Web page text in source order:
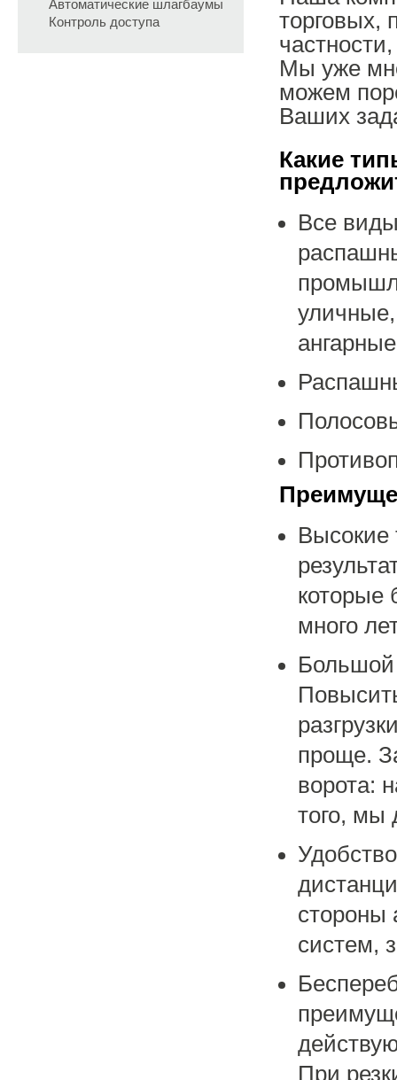
Автоматические шлагбаумы
Контроль доступа
торговых,
Мы уже
можем
Ваших
Какие
Все
ангарные
Высокие
которые
много
Большой
проще.
ворота:
того, мы
стороны
систем,
При